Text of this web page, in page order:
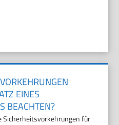
EINES
BEACHTEN?
Sicherheitsvorkehrungen für